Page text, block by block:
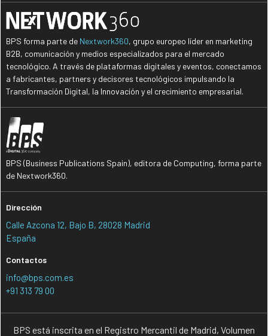
BPS forma parte de Nextwork360, grupo europeo líder en marketing
B2B, comunicación y medios especializados para el mercado
tecnológico. A través de plataformas digitales y eventos, conectamos
a fabricantes, partners y decisores tecnológicos impulsando la
Transformación Digital, la Innovación y el crecimiento empresarial.
BPS (Business Publications Spain), editora de Computing, forma parte
de Nextwork360.
Dirección
Calle Azcona 12, Bajo B, 28028 Madrid
España
Contactos
info@bps.com.es
+91 313 79 00
BPS está inscrita en el Registro Mercantil de Madrid, Volumen